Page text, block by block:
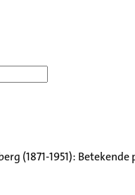
(1871-1951):